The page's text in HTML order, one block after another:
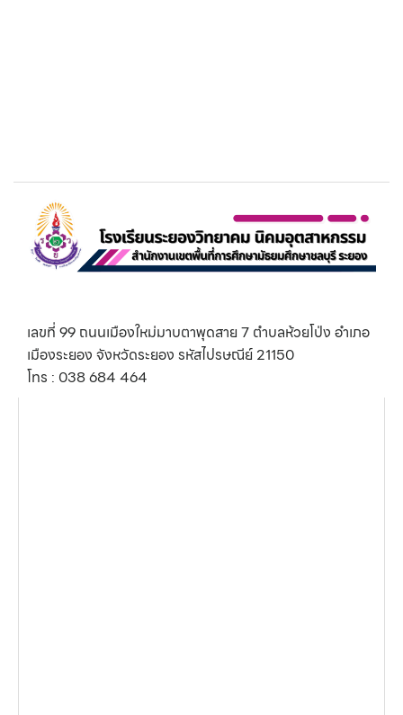
เลขที่ 99 ถนนเมืองใหม่มาบตาพุดสาย 7 ตำบลห้วยโป่ง อำเภอ
เมืองระยอง จังหวัดระยอง รหัสไปรษณีย์ 21150
โทร : 038 684 464